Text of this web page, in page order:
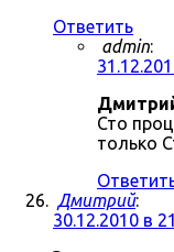
Ответить
admin:
Сто
только
Дмитрий:
30.12.2010 в